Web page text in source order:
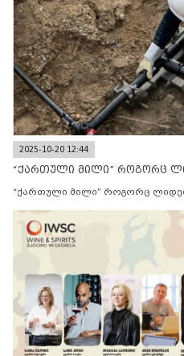
2025-10-20 12:44
“ქართული მილი” როგორც
“ქართული მილი” როგორც